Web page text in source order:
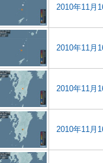
2010年11月
2010年11月
2010年11月
2010年11月